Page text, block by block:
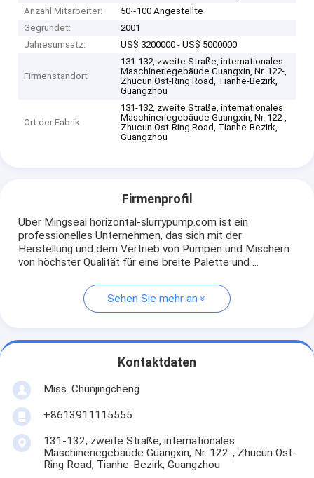
Anzahl Mitarbeiter:
50~100 Angestellte
Gegründet:
2001
Jahresumsatz:
US$ 3200000 - US$ 5000000
Firmenstandort
131-132, zweite Straße, internationales
Maschineriegebäude Guangxin, Nr. 122-,
Zhucun Ost-Ring Road, Tianhe-Bezirk,
Guangzhou
Ort der Fabrik
131-132, zweite Straße, internationales
Maschineriegebäude Guangxin, Nr. 122-,
Zhucun Ost-Ring Road, Tianhe-Bezirk,
Guangzhou
Firmenprofil
Über Mingseal horizontal-slurrypump.com ist ein
professionelles Unternehmen, das sich mit der
Herstellung und dem Vertrieb von Pumpen und Mischern
von höchster Qualität für eine breite Palette und ...
Sehen Sie mehr an
Kontaktdaten
Miss. Chunjingcheng
+8613911115555
131-132, zweite Straße, internationales
Maschineriegebäude Guangxin, Nr. 122-, Zhucun Ost-
Ring Road, Tianhe-Bezirk, Guangzhou